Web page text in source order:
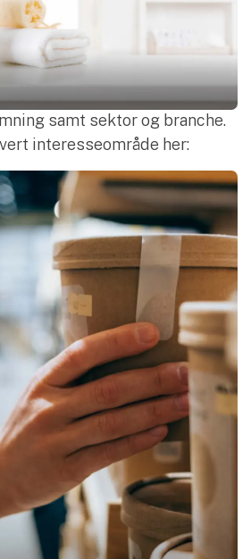
interesseområder, der er
samt sektor og branche.
interesseområde her: